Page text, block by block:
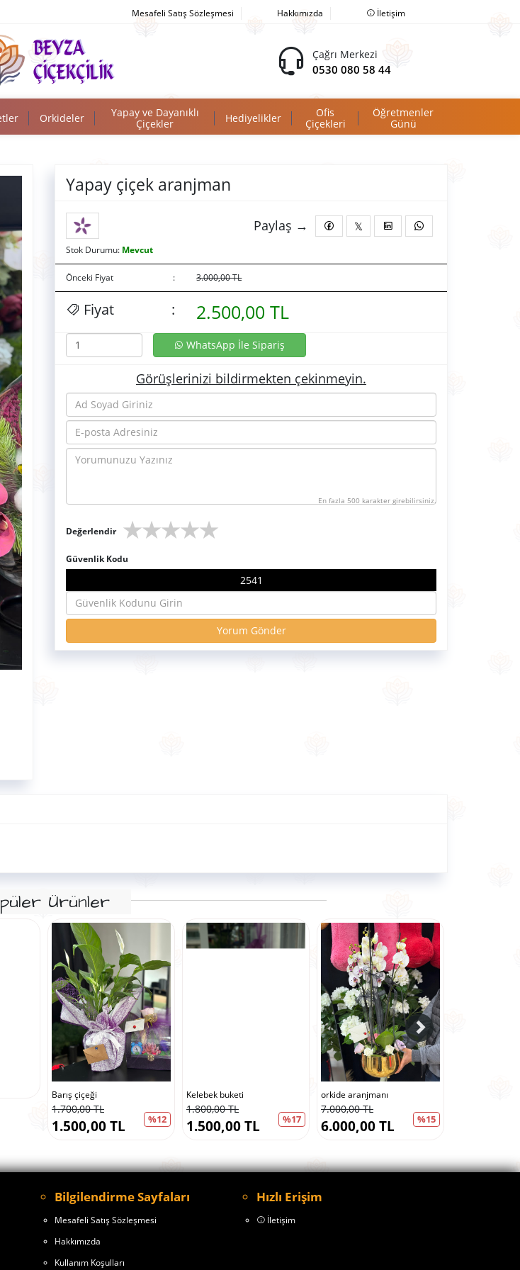
Mesafeli Satış Sözleşmesi Hakkımızda İletişim
Çağrı Merkezi
0530 080 58 44
Orkideler
Yapay ve Dayanıklı
Çiçekler
Hediyelikler
Ofis
Çiçekleri
Öğretmenler
Günü
Yapay çiçek aranjman
Paylaş →
Stok Durumu: Mevcut
Önceki Fiyat : 3.000,00 TL
Fiyat : 2.500,00 TL
WhatsApp İle Sipariş
Görüşlerinizi bildirmekten çekinmeyin.
En fazla 500 karakter girebilirsiniz.
Değerlendir ★
★
★
★
★
Güvenlik Kodu
2541
Yorum Gönder
Ürünler
Barış çiçeği
1.700,00 TL
%12
1.500,00 TL
Kelebek buketi
1.800,00 TL
%17
1.500,00 TL
orkide aranjmanı
7.000,00 TL
%15
6.000,00 TL
Bilgilendirme Sayfaları
Mesafeli Satış Sözleşmesi
Hakkımızda
Kullanım Koşulları
Hızlı Erişim
İletişim